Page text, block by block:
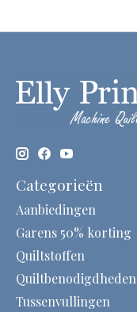
Categorieën
Aanbiedingen
Garens 50% korting
Quiltstoffen
Quiltbenodigdheden
Tussenvullingen